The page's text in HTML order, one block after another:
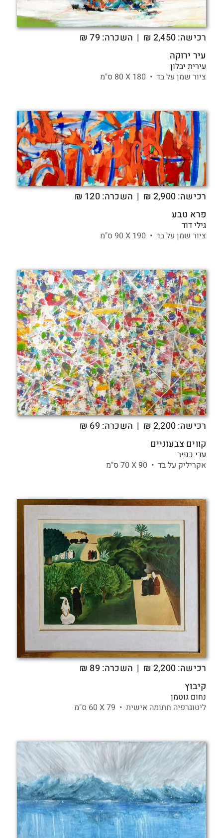
רכישה: ₪ 2,450
| השכרה: 79 ₪
עיר ירוקה
עירית יבלון
ציור שמן על בד • 180 X
רכישה: ₪ 2,900
| השכרה: 120 ₪
פרא טבע
גילי דוד
ציור שמן על בד • 190 X
רכישה: ₪ 2,200
| השכרה: 69 ₪
קווים צבעוניים
עדי כפיר
אקריליק על בד • 90 X
רכישה: ₪ 2,200
| השכרה: 89 ₪
קיבוץ
נחום גוטמן
ליטוגרפיה חתומה אישית • 79 X